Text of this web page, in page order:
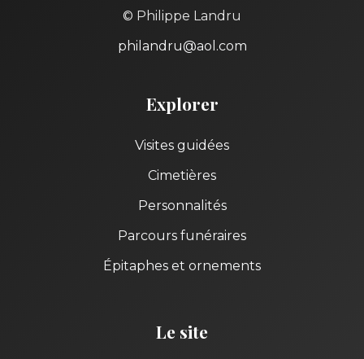
© Philippe Landru
philandru@aol.com
Explorer
Visites guidées
Cimetières
Personnalités
Parcours funéraires
Épitaphes et ornements
Le site